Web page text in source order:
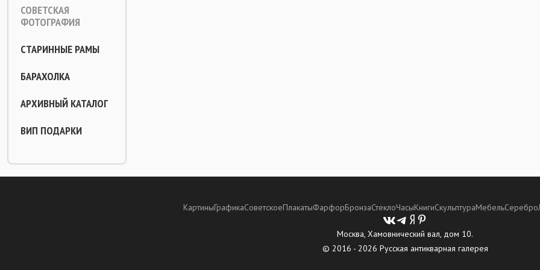
СОВЕТСКАЯ
ФОТОГРАФИЯ
СТАРИННЫЕ РАМЫ
БАРАХОЛКА
АРХИВНЫЙ КАТАЛОГ
ВИП ПОДАРКИ
КартиныГрафикаСоветскоеПлакатыФарфорБронзаСтеклоЧасыКнигиСкульптураМебельСеребро
Москва, Хамовнический вал, дом 10.
© 2016 - 2026 Русская антикварная галерея